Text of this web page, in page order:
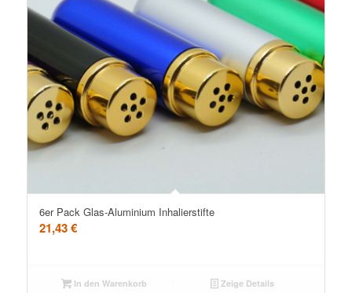
6er Pack Glas-Aluminium Inhalierstifte
21,43€
In den Warenkorb Zeige Details